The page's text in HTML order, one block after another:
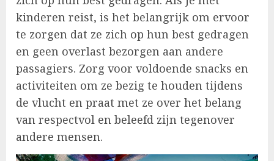
kinderen reist, is het belangrijk om ervoor
te zorgen dat ze zich op hun best gedragen
en geen overlast bezorgen aan andere
passagiers. Zorg voor voldoende snacks en
activiteiten om ze bezig te houden tijdens
de vlucht en praat met ze over het belang
van respectvol en beleefd zijn tegenover
andere mensen.